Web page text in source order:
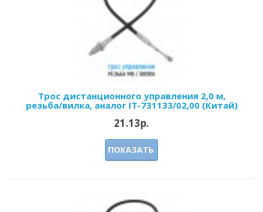
Трос дистанционного управления 2,0 м,
резьба/вилка, аналог IT-731133/02,00 (Китай)
21.13р.
ПОКАЗАТЬ